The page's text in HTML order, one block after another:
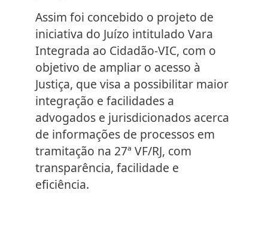
Assim foi concebido o projeto de
iniciativa do Juízo intitulado Vara
Integrada ao Cidadão-VIC, com o
objetivo de ampliar o acesso à
Justiça, que visa a possibilitar maior
integração e facilidades a
advogados e jurisdicionados acerca
de informações de processos em
tramitação na 27ª VF/RJ, com
transparência, facilidade e
eficiência.